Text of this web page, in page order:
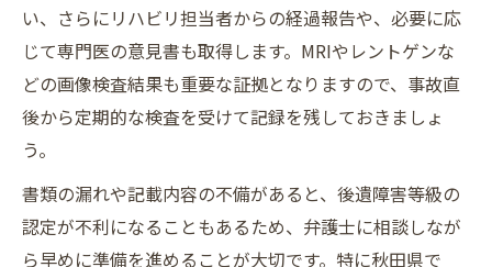
い、さらにリハビリ担当者からの経過報告や、必要に応
じて専門医の意見書も取得します。MRIやレントゲンな
どの画像検査結果も重要な証拠となりますので、事故直
後から定期的な検査を受けて記録を残しておきましょ
う。
書類の漏れや記載内容の不備があると、後遺障害等級の
認定が不利になることもあるため、弁護士に相談しなが
ら早めに準備を進めることが大切です。特に秋田県で